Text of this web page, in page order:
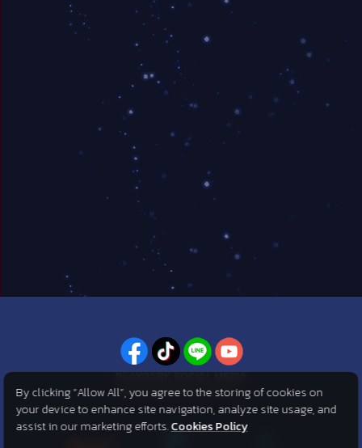
PLAYPARK SOCIAL MEDIA
ไม่พลาดทุกข่าวสารจาก PlayPark
By clicking “Allow All”, you agree to the storing of cookies on
your device to enhance site navigation, analyze site usage, and
assist in our marketing efforts.Cookies Policy